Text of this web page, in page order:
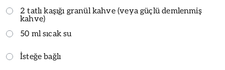
2 tatlı kaşığı granül kahve (veya güçlü demlenmiş
kahve)
50 ml sıcak su
İsteğe bağlı